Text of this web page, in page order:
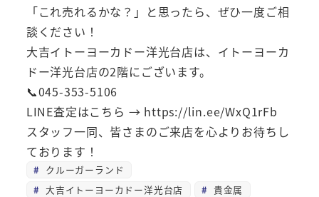
「これ売れるかな？」と思ったら、ぜひ一度ご相
談ください！
大吉イトーヨーカドー洋光台店は、イトーヨーカ
ドー洋光台店の2階にございます。
📞045-353-5106
LINE査定はこちら → https://lin.ee/WxQ1rFb
スタッフ一同、皆さまのご来店を心よりお待ちし
ております！
クルーガーランド
大吉イトーヨーカドー洋光台店
貴金属